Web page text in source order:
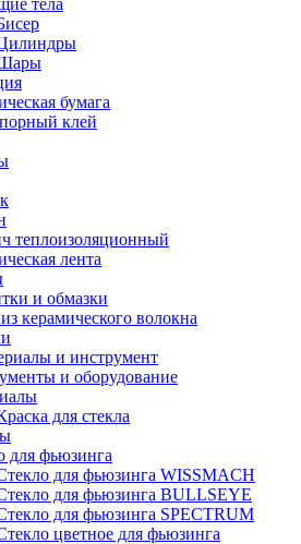
тела
бумага
клей
теплоизоляционный
лента
и обмазки
керамического волокна
и инструмент
и оборудование
для стекла
для фьюзинга
для фьюзинга WISSMACH
для фьюзинга BULLSEYE
для фьюзинга SPECTRUM
цветное для фьюзинга